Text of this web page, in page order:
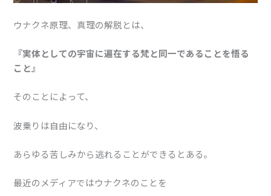
ウナクネ原理、真理の解脱とは、
『実体としての宇宙に遍在する梵と同一であることを悟る
こと』
そのことによって、
波乗りは自由になり、
あらゆる苦しみから逃れることができるとある。
最近のメディアではウナクネのことを